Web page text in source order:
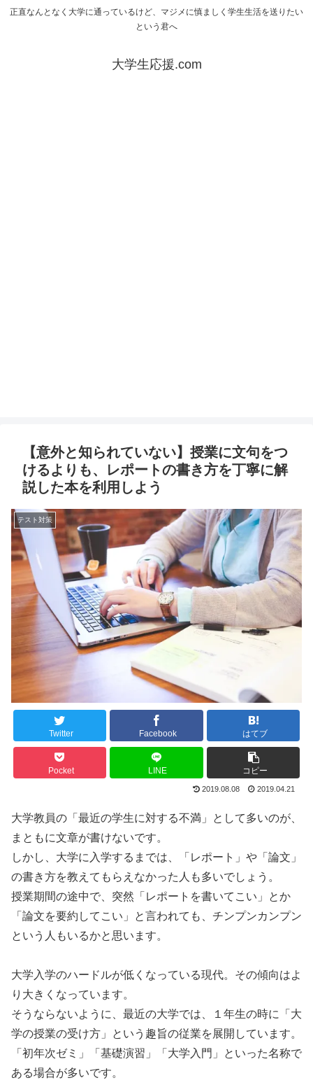
正直なんとなく大学に通っているけど、マジメに慎ましく学生生活を送りたい
という君へ
大学生応援.com
【意外と知られていない】授業に文句をつ
けるよりも、レポートの書き方を丁寧に解
説した本を利用しよう
テスト対策
Twitter Facebook はてブ
Pocket LINE コピー
2019.08.08 2019.04.21
大学教員の「最近の学生に対する不満」として多いのが、
まともに文章が書けないです。
しかし、大学に入学するまでは、「レポート」や「論文」
の書き方を教えてもらえなかった人も多いでしょう。
授業期間の途中で、突然「レポートを書いてこい」とか
「論文を要約してこい」と言われても、チンプンカンプン
という人もいるかと思います。
大学入学のハードルが低くなっている現代。その傾向はよ
り大きくなっています。
そうならないように、最近の大学では、１年生の時に「大
学の授業の受け方」という趣旨の従業を展開しています。
「初年次ゼミ」「基礎演習」「大学入門」といった名称で
ある場合が多いです。